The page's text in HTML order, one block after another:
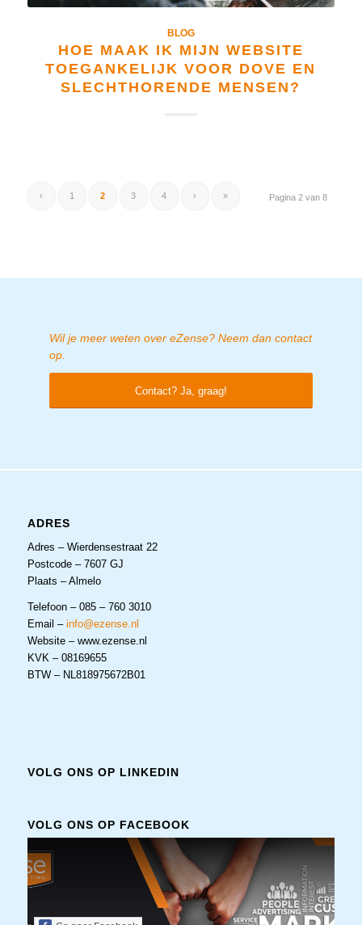
BLOG
HOE MAAK IK MIJN WEBSITE
TOEGANKELIJK VOOR DOVE EN
SLECHTHORENDE MENSEN?
Pagina 2 van 8
‹ 1 2 3 4 › »
Wil je meer weten over eZense? Neem dan contact
op.
Contact? Ja, graag!
ADRES
Adres – Wierdensestraat 22
Postcode – 7607 GJ
Plaats – Almelo
Telefoon – 085 – 760 3010
Email – info@ezense.nl
Website – www.ezense.nl
KVK – 08169655
BTW – NL818975672B01
VOLG ONS OP LINKEDIN
VOLG ONS OP FACEBOOK